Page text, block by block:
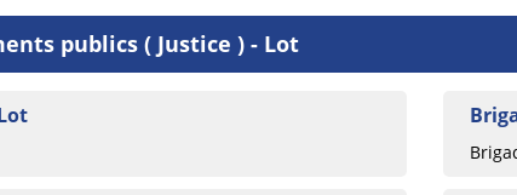
publics ( Justice ) - Lot